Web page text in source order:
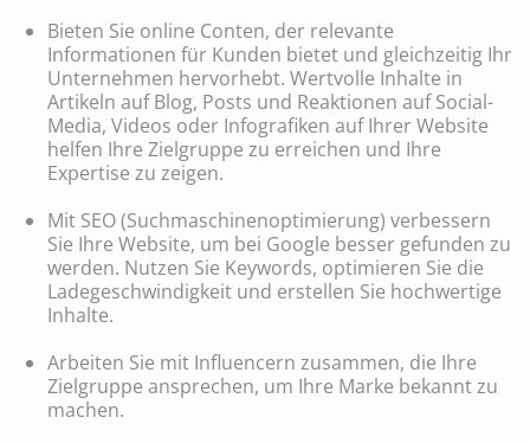
Bieten Sie online Conten, der relevante
Informationen für Kunden bietet und gleichzeitig Ihr
Unternehmen hervorhebt. Wertvolle Inhalte in
Artikeln auf Blog, Posts und Reaktionen auf Social-
Media, Videos oder Infografiken auf Ihrer Website
helfen Ihre Zielgruppe zu erreichen und Ihre
Expertise zu zeigen.
Mit SEO (Suchmaschinenoptimierung) verbessern
Sie Ihre Website, um bei Google besser gefunden zu
werden. Nutzen Sie Keywords, optimieren Sie die
Ladegeschwindigkeit und erstellen Sie hochwertige
Inhalte.
Arbeiten Sie mit Influencern zusammen, die Ihre
Zielgruppe ansprechen, um Ihre Marke bekannt zu
machen.